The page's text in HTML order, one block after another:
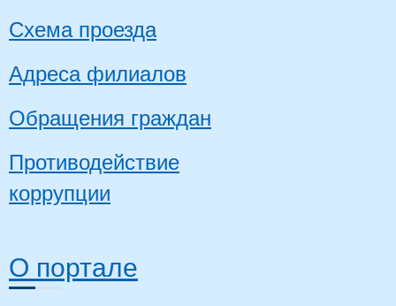
Схема проезда
Адреса филиалов
Обращения граждан
Противодействие
коррупции
О портале